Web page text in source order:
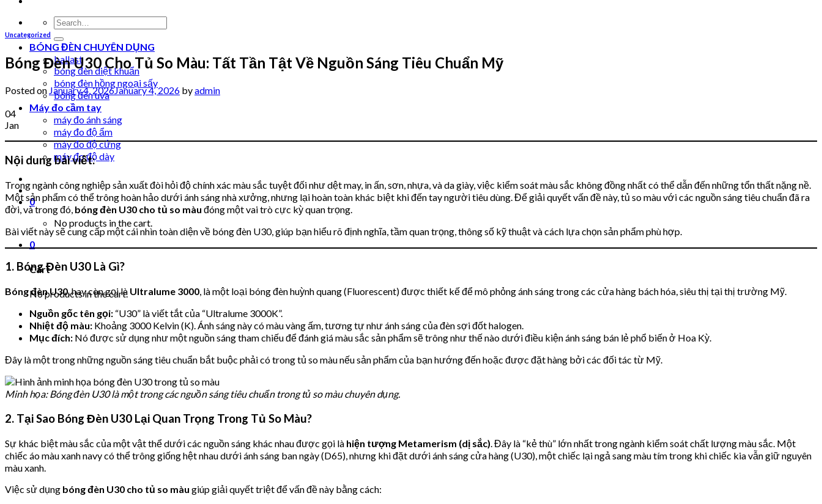
Search
for:
BÓNG ĐÈN CHUYÊN DỤNG
ballast
bóng đèn diệt khuẩn
bóng đèn hồng ngoại sấy
bóng đèn uva
Máy đo cầm tay
máy đo ánh sáng
máy đo độ ẩm
máy đo độ cứng
máy đo độ dày
0
No products in the cart.
0
Cart
No products in the cart.
Uncategorized
Bóng Đèn U30 Cho Tủ So Màu: Tất Tần Tật Về Nguồn Sáng Tiêu Chuẩn Mỹ
Posted on January 4, 2026January 4, 2026 byadmin
04
Jan
Nội dung bài viết:
Trong ngành công nghiệp sản xuất đòi hỏi độ chính xác màu sắc tuyệt đối như dệt may, in ấn, sơn, nhựa, và da giày, việc kiểm soát màu sắc không đồng nhất có thể dẫn đến những tổn thất nặng nề.
Một sản phẩm có thể trông hoàn hảo dưới ánh sáng nhà xưởng, nhưng lại hoàn toàn khác biệt khi đến tay người tiêu dùng. Để giải quyết vấn đề này, tủ so màu với các nguồn sáng tiêu chuẩn đã ra
đời, và trong đó, bóng đèn U30 cho tủ so màu đóng một vai trò cực kỳ quan trọng.
Bài viết này sẽ cung cấp một cái nhìn toàn diện về bóng đèn U30, giúp bạn hiểu rõ định nghĩa, tầm quan trọng, thông số kỹ thuật và cách lựa chọn sản phẩm phù hợp.
1. Bóng Đèn U30 Là Gì?
Bóng đèn U30, hay còn gọi là Ultralume 3000, là một loại bóng đèn huỳnh quang (Fluorescent) được thiết kế để mô phỏng ánh sáng trong các cửa hàng bách hóa, siêu thị tại thị trường Mỹ.
Nguồn gốc tên gọi: “U30” là viết tắt của “Ultralume 3000K”.
Nhiệt độ màu: Khoảng 3000 Kelvin (K). Ánh sáng này có màu vàng ấm, tương tự như ánh sáng của đèn sợi đốt halogen.
Mục đích: Nó được sử dụng như một nguồn sáng tham chiếu để đánh giá màu sắc sản phẩm sẽ trông như thế nào dưới điều kiện ánh sáng bán lẻ phổ biến ở Hoa Kỳ.
Đây là một trong những nguồn sáng tiêu chuẩn bắt buộc phải có trong tủ so màu nếu sản phẩm của bạn hướng đến hoặc được đặt hàng bởi các đối tác từ Mỹ.
Minh họa: Bóng đèn U30 là một trong các nguồn sáng tiêu chuẩn trong tủ so màu chuyên dụng.
2. Tại Sao Bóng Đèn U30 Lại Quan Trọng Trong Tủ So Màu?
Sự khác biệt màu sắc của một vật thể dưới các nguồn sáng khác nhau được gọi là hiện tượng Metamerism (dị sắc) . Đây là “kẻ thù” lớn nhất trong ngành kiểm soát chất lượng màu sắc. Một
chiếc áo màu xanh navy có thể trông giống hệt nhau dưới ánh sáng ban ngày (D65), nhưng khi đặt dưới ánh sáng cửa hàng (U30), một chiếc lại ngả sang màu tím trong khi chiếc kia vẫn giữ nguyên
màu xanh.
Việc sử dụng bóng đèn U30 cho tủ so màu giúp giải quyết triệt để vấn đề này bằng cách: